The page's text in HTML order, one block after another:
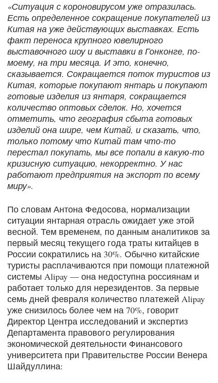
«Ситуация с короновирусом уже отразилась.
Есть определенное сокращение покупателей из
Китая на уже действующих выставках. Есть
факт переноса крупного ювелирного
выставочного шоу и выставки в Гонконге, по-
моему, на три месяца. И это, конечно,
сказывается. Сокращается поток туристов из
Китая, которые покупают янтарь и покупают
готовые изделия из янтаря, сокращается
количество оптовых сделок. Но, хочется
отметить, что география сбыта готовых
изделий она шире, чем Китай, и сказать, что,
только потому что Китай там что-то
перестал покупать, мы все попали в какую-то
кризисную ситуацию, некорректно. У нас
работают предприятия на экспорт по всему
миру».
По словам Антона Федосова, нормализации
ситуации янтарная отрасль ожидает уже этой
весной. Тем временем, по данным аналитиков за
первый месяц текущего года траты китайцев в
России сократились на 30%. Обычно китайские
туристы расплачиваются при помощи платежной
системы Alipay — она недоступна россиянам и
работает только для нерезидентов. За первые
семь дней февраля количество платежей Alipay
уже снизилось более чем на 70%, говорит
Директор Центра исследований и экспертиз
Департамента правового регулирования
экономической деятельности Финансового
университета при Правительстве России Венера
Шайдуллина: